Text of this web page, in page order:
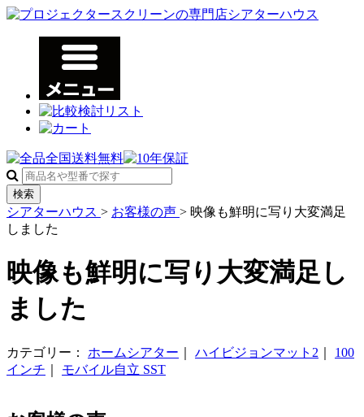
検索
シアターハウス > お客様の声 > 映像も鮮明に写り大変満足
しました
映像も鮮明に写り大変満足し
ました
カテゴリー： ホームシアター ハイビジョンマット2
100
インチ
モバイル自立 SST